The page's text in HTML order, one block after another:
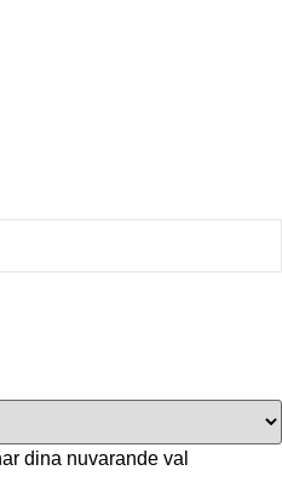
dina nuvarande val